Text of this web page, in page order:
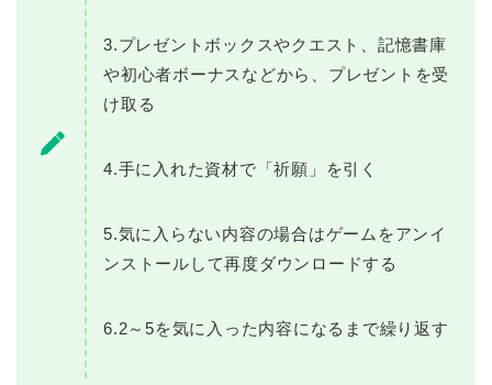
3.プレゼントボックスやクエスト、記憶書庫
や初心者ボーナスなどから、プレゼントを受
け取る
4.手に入れた資材で「祈願」を引く
5.気に入らない内容の場合はゲームをアンイ
ンストールして再度ダウンロードする
6.2～5を気に入った内容になるまで繰り返す